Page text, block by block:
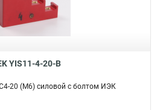
YIS11-4-20-B
20 (М6) силовой с болтом ИЭК